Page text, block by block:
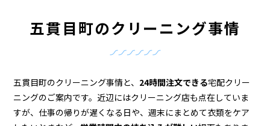
＆
宅
五貫目町のクリーニング事情
五貫目町のクリーニング事情と、 24時間注文できる宅配クリー
ニングのご案内です。近辺にはクリーニング店も点在していま
すが、仕事の帰りが遅くなる日や、週末にまとめて衣類をケア